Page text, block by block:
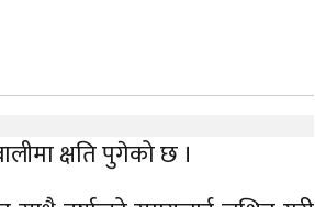
क्षति पुगेको छ ।